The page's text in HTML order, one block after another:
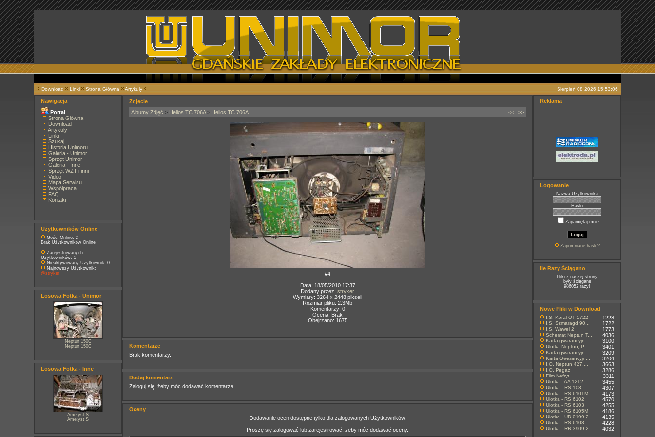
Download Linki Strona Główna Artykuły Sierpień 08 2026 15:53:06
Nawigacja
Portal
Strona Główna
Download
Artykuły
Linki
Szukaj
Historia Unimoru
Galeria - Unimor
Sprzęt Unimor
Galeria - Inne
Sprzęt WZT i inni
Video
Mapa Serwisu
Współpraca
FAQ
Kontakt
Użytkowników Online
Gości Online: 2
Brak Użytkowników Online
Zarejestrowanych
Użytkowników: 1
Nieaktywowany Użytkownik: 0
Najnowszy Użytkownik:
@stryker
Losowa Fotka - Unimor
Neptun 150C
Neptun 150C
Losowa Fotka - Inne
Ametyst S
Ametyst S
Zdjęcie
Albumy Zdjęć > Helios TC 706A> Helios TC 706A << >>
#4
Data: 18/05/2010 17:37
Dodany przez: stryker
Wymiary: 3264 x 2448 pikseli
Rozmiar pliku: 2.3Mb
Komentarzy: 0
Ocena: Brak
Obejrzano: 1675
Komentarze
Brak komentarzy.
Dodaj komentarz
Zaloguj się, żeby móc dodawać komentarze.
Oceny
Dodawanie ocen dostępne tylko dla zalogowanych Użytkowników.
Proszę się zalogować lub zarejestrować, żeby móc dodawać oceny.
Reklama
Logowanie
Nazwa Użytkownika
Hasło
Zapamiętaj mnie
Zapomniane hasło?
Ile Razy Ściągano
Pliki z naszej strony
były ściągane
986052 razy!
Nowe Pliki w Download
I.S. Koral OT 1722 1228
I.S. Szmaragd 90... 1722
I.S. Wawel 2 1773
Schemat Neptun T... 4036
Karta gwarancyjn... 3100
Ulotka Neptun, P... 3401
Karta gwarancyjn... 3209
Karta Gwarancyjn... 3204
I.O. Neptun 427,... 3663
I.O. Pegaz 3286
Film Nefryt 3311
Ulotka - AA 1212 3455
Ulotka - RS 103 4307
Ulotka - RS 6101M 4173
Ulotka - RS 6102 4570
Ulotka - RS 6103 4255
Ulotka - RS 6105M 4186
Ulotka - UD 0199-2 4135
Ulotka - RS 6108 4228
Ulotka - RR-3909-2 4032